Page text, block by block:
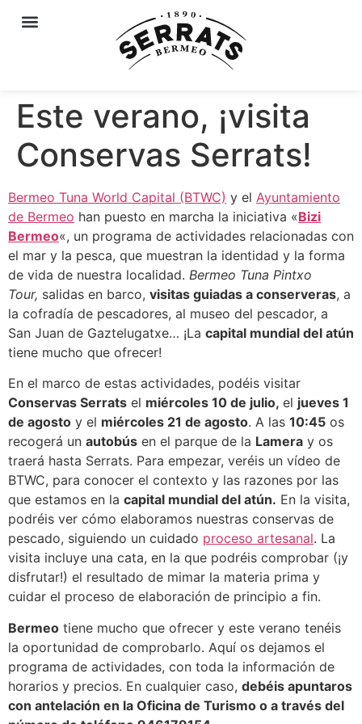
Este verano, ¡visita
Conservas Serrats!
Bermeo Tuna World Capital (BTWC) y el Ayuntamiento
de Bermeo han puesto en marcha la iniciativa «Bizi
Bermeo«, un programa de actividades relacionadas con
el mar y la pesca, que muestran la identidad y la forma
de vida de nuestra localidad. Bermeo Tuna Pintxo
Tour, salidas en barco, visitas guiadas a conserveras, a
la cofradía de pescadores, al museo del pescador, a
San Juan de Gaztelugatxe… ¡La capital mundial del atún
tiene mucho que ofrecer!
En el marco de estas actividades, podéis visitar
Conservas Serrats el miércoles 10 de julio, el jueves 1
de agosto y el miércoles 21 de agosto. A las 10:45 os
recogerá un autobús en el parque de la Lamera y os
traerá hasta Serrats. Para empezar, veréis un vídeo de
BTWC, para conocer el contexto y las razones por las
que estamos en la capital mundial del atún. En la visita,
podréis ver cómo elaboramos nuestras conservas de
pescado, siguiendo un cuidado proceso artesanal. La
visita incluye una cata, en la que podréis comprobar (¡y
disfrutar!) el resultado de mimar la materia prima y
cuidar el proceso de elaboración de principio a fin.
Bermeo tiene mucho que ofrecer y este verano tenéis
la oportunidad de comprobarlo. Aquí os dejamos el
programa de actividades, con toda la información de
horarios y precios. En cualquier caso, debéis apuntaros
con antelación en la Oficina de Turismo o a través del